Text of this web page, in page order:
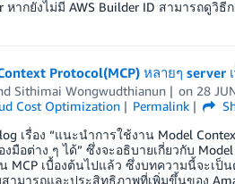
ากยังไม่มี AWS Builder ID สามารถดูวิ
Protocol(MCP) หลายๆ server
Sithimai Wongwudthianun on 28
Cost Optimization Permalink
เรื่อง “แนะนำการใช้งาน Model
งมือต่าง ๆ ได้” ซึ่งจะอธิบายเกี่ยวกับ
MCP เบื้องต้นไปแล้ว ซึ่งบทความนี้จะเป็
ามารถและประสิทธิภาพที่เพิ่มขึ้นของ